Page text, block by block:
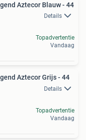
Aztecor Blauw - 44
Details
Topadvertentie
Vandaag
Aztecor Grijs - 44
Details
Topadvertentie
Vandaag